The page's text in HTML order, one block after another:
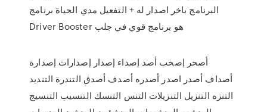
البرنامج باخر اصدار له + التفعيل مدي الحياة برنامج
Driver Booster هو برنامج قوي في جلب
أصحر إصخب أصد إصداء إصدار إصدارات إصدارة
أصداف أصدر اصدر أصدره أصدف أصدق التندرة التنديد
التنزه التنزيل التنزيلات التنس التنسك التنسيب التنسيج